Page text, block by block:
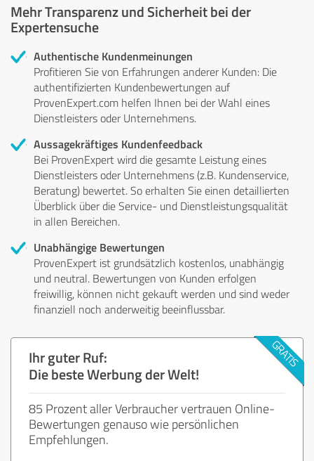
Mehr Transparenz und Sicherheit bei der
Expertensuche
Authentische Kundenmeinungen
Profitieren Sie von Erfahrungen anderer Kunden: Die
authentifizierten Kundenbewertungen auf
ProvenExpert.com helfen Ihnen bei der Wahl eines
Dienstleisters oder Unternehmens.
Aussagekräftiges Kundenfeedback
Bei ProvenExpert wird die gesamte Leistung eines
Dienstleisters oder Unternehmens (z.B. Kundenservice,
Beratung) bewertet. So erhalten Sie einen detaillierten
Überblick über die Service- und Dienstleistungsqualität
in allen Bereichen.
Unabhängige Bewertungen
ProvenExpert ist grundsätzlich kostenlos, unabhängig
und neutral. Bewertungen von Kunden erfolgen
freiwillig, können nicht gekauft werden und sind weder
finanziell noch anderweitig beeinflussbar.
Ihr guter Ruf:
Die beste Werbung der Welt!
85 Prozent aller Verbraucher vertrauen Online-
Bewertungen genauso wie persönlichen
Empfehlungen.